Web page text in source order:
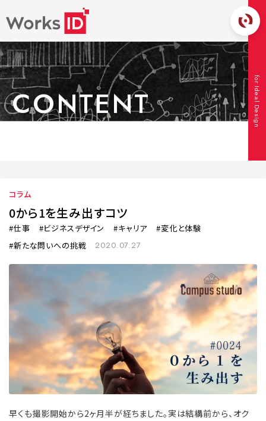
for Ideal Design
CONTENT
コンテンツ
コラム
0から1を生み出すコツ
仕事 ビジネスデザイン キャリア
変化と体験
新たな問いへの挑戦
2020.07.27
早くも撮影開始から2ヶ月半が経ちました。実は結構前から、オク